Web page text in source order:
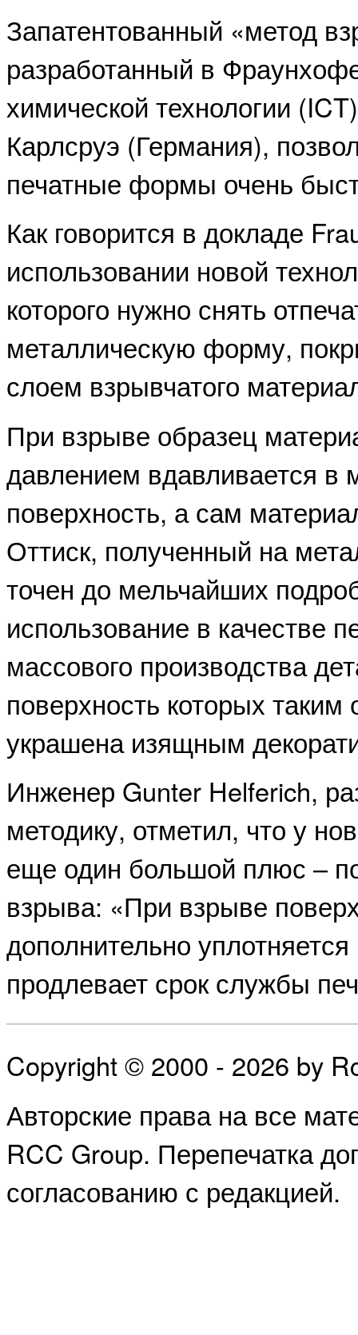
Запатентованный «метод
разработанный в
химической технологии
Карлсруэ (Германия),
печатные формы очень
Как говорится в докладе
использовании новой
которого нужно снять
металлическую форму,
слоем взрывчатого
При взрыве образец
давлением вдавливается в
поверхность, а сам
Оттиск, полученный на
точен до мельчайших
использование в качестве
массового производства
поверхность которых
украшена изящным
Инженер Gunter Helferich,
методику, отметил, что у
еще один большой плюс –
взрыва: «При взрыве
дополнительно
продлевает срок службы
Copyright © 2000 - 2026 by
Авторские права на все
RCC Group. Перепечатка
согласованию с редакцией.